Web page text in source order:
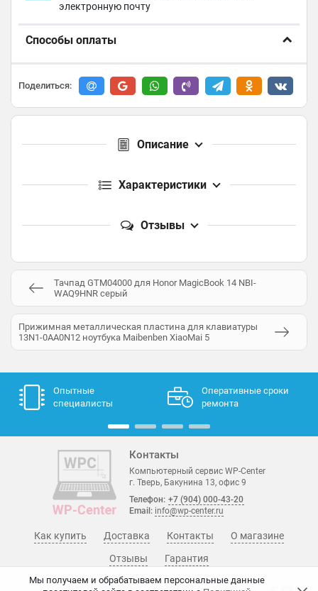
электронную почту
Способы оплаты
Поделиться:
Описание
Характеристики
Отзывы
Тачпад GTM04000 для Honor МаgiсВook 14 NBI-
WAQ9HNR серый
Прижимная металлическая пластина для клавиатуры
13N1-0AA0N12 ноутбука Maibenben XiaoMai 5
Мы получаем и обрабатываем персональные данные
Опытные
специалисты
Оперативные сроки
ремонта
Контакты
Компьютерный сервис WP-Center
г. Тверь, Бакунина 13, офис 9
Телефон: +7 (904) 000-43-20
Email: info@wp-center.ru
О магазине
Гарантия
Отзывы
Как купить Доставка Контакты